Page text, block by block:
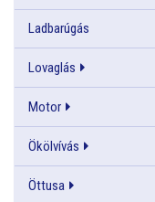
Ladbarúgás
Lovaglás
Motor
Ökölvívás
Öttusa